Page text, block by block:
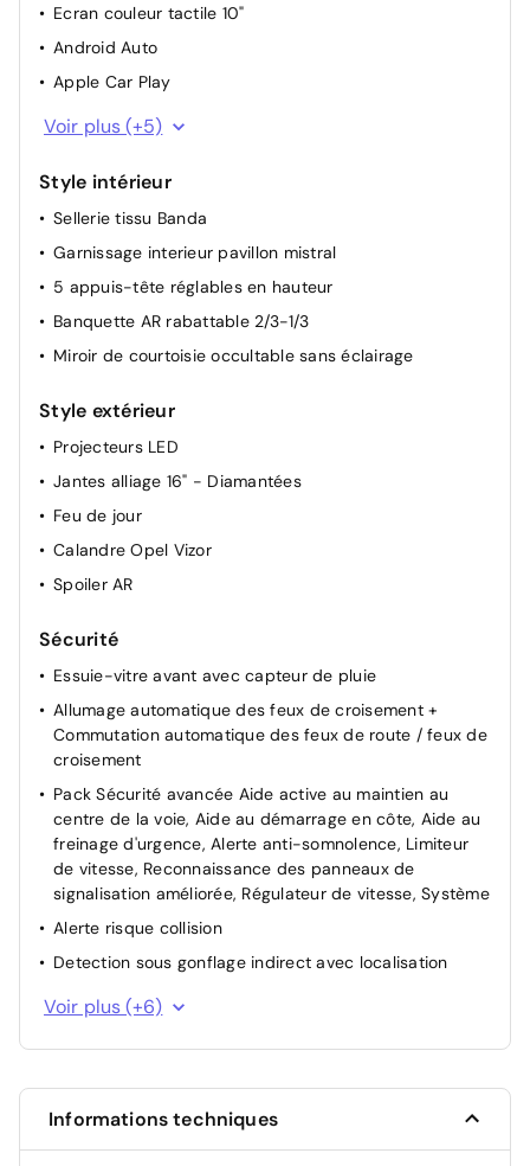
Projecteurs réglables manuellement
Rétroviseurs extérieurs rabattables manuellement
borne publique (43 kW)
Volant réglable en hauteur et en profondeur
Frein de parking électrique
Ecran couleur tactile 10"
Android Auto
Apple Car Play
Bluetooth
Ordinateur de bord
Radio FM/AM/DAB+
6 haut-parleurs
Voir plus (+5)
Style intérieur
Sellerie tissu Banda
Garnissage interieur pavillon mistral
5 appuis-tête réglables en hauteur
Banquette AR rabattable 2/3-1/3
Miroir de courtoisie occultable sans éclairage
Style extérieur
Projecteurs LED
Jantes alliage 16" - Diamantées
Feu de jour
Calandre Opel Vizor
Spoiler AR
Sécurité
Essuie-vitre avant avec capteur de pluie
Allumage automatique des feux de croisement +
Commutation automatique des feux de route / feux de
croisement
Pack Sécurité avancée Aide active au maintien au
centre de la voie, Aide au démarrage en côte, Aide au
freinage d'urgence, Alerte anti-somnolence, Limiteur
de vitesse, Reconnaissance des panneaux de
signalisation améliorée, Régulateur de vitesse, Système
Alerte risque collision
Detection sous gonflage indirect avec localisation
Contrôle électronique de trajectoire ESP
Antiblocage de roues ABS
Voir plus (+6)
Informations techniques